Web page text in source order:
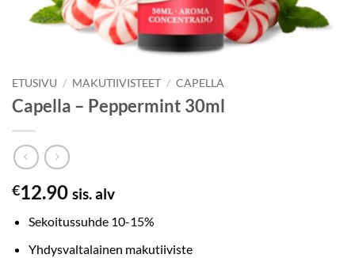
ETUSIVU / MAKUTIIVISTEET / CAPELLA
Capella – Peppermint 30ml
€12.90 sis. alv
Sekoitussuhde 10-15%
Yhdysvaltalainen makutiiviste